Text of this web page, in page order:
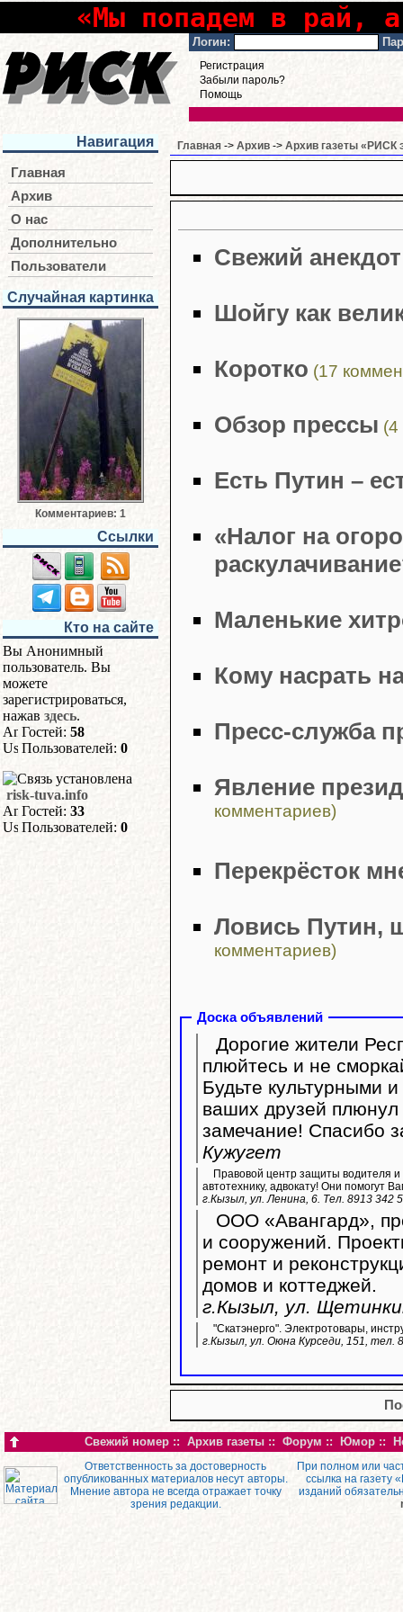
«Мы попадем в рай,
Логин:
Регистрация
Забыли пароль?
Помощь
Навигация
Главная
Архив
О нас
Дополнительно
Пользователи
Случайная картинка
Комментариев: 1
Ссылки
Кто на сайте
Вы Анонимный
пользователь. Вы
можете
зарегистрироваться,
нажав здесь.
Гостей: 58
Пользователей: 0
risk-tuva.info
Гостей: 33
Пользователей: 0
Главная -> Архив -> Архив газеты «РИСК
Свежий анекдот
Шойгу как
Коротко (17
Обзор прессы (4
Есть Путин –
«Налог на
Маленькие
Кому насрать
Пресс-служба
Явление
комментариев)
Перекрёсток
Ловись Путин,
комментариев)
Доска объявлений
Дорогие жители
плюйтесь и не
Будьте культурными
ваших друзей
замечание! Спасибо
Кужугет
Правовой центр защиты водителя
автотехнику, адвокату! Они помогут
г.Кызыл, ул. Ленина, 6. Тел. 8913 342
ООО «Авангард»,
и сооружений.
ремонт и
домов и коттеджей.
г.Кызыл, ул.
"Скатэнерго". Электротовары,
г.Кызыл, ул. Оюна Курседи, 151, тел.
Свежий номер :: Архив газеты :: Форум :: Юмор ::
Ответственность за достоверность
опубликованных материалов несут авторы.
Мнение автора не всегда отражает точку
зрения редакции.
При полном или
ссылка на газету
изданий